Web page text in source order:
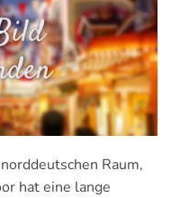
Raum,
hat eine lange